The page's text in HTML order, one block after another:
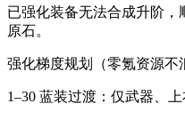
已强化装备无法合成升阶
原石。
强化梯度规划（零氪资源不
1–30 蓝装过渡：仅武器、